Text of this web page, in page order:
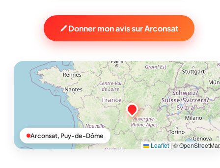
Donner mon avis sur Arconsat
Leaflet|©
Arconsat, Puy-de-Dôme